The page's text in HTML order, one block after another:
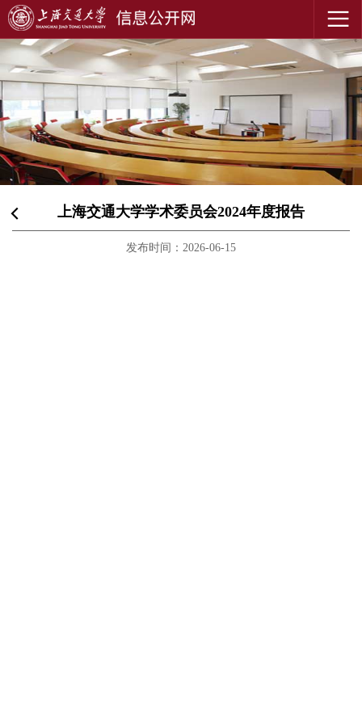
上海交通大学学术委员会2024年度报告
发布时间：2026-06-15